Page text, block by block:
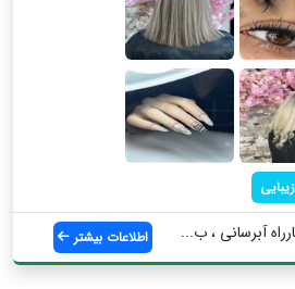
آبرسانی ، ب... اطلاعات بیشتر